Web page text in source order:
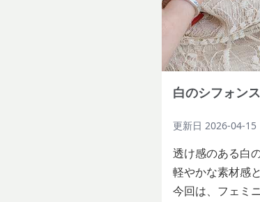
白のシフォン
更新日 2026-04-15
透け感のある白
軽やかな素材感
今回は、フェミ